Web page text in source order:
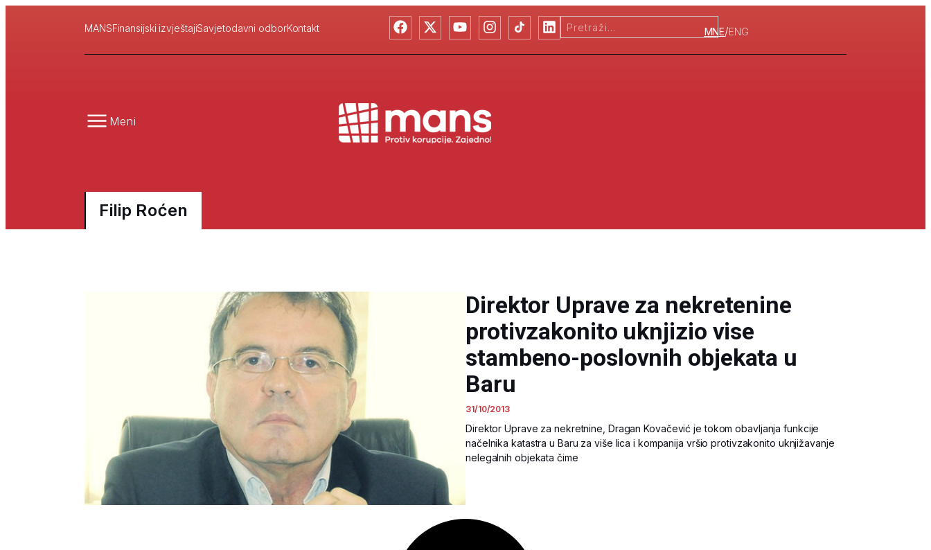
MANSFinansijski izvještajiSavjetodavni odborKontakt MNE/ENG
Meni
Filip Roćen
Direktor Uprave za nekretenine
protivzakonito uknjizio vise
stambeno-poslovnih objekata u
Baru
31/10/2013
Direktor Uprave za nekretnine, Dragan Kovačević je tokom obavljanja funkcije
načelnika katastra u Baru za više lica i kompanija vršio protivzakonito uknjižavanje
nelegalnih objekata čime